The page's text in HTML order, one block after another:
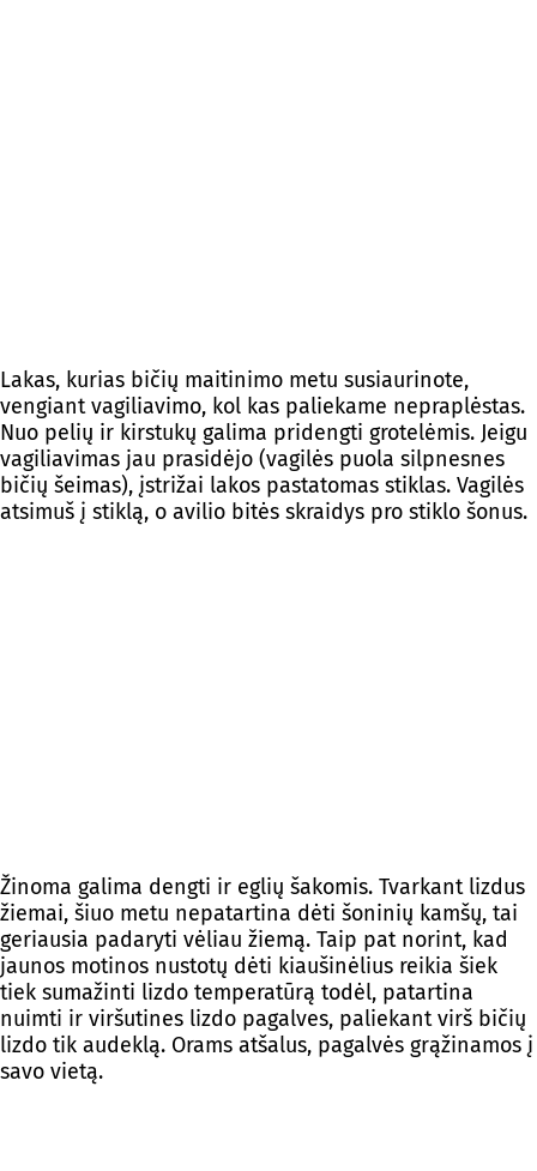
Lakas, kurias bičių maitinimo metu susiaurinote,
vengiant vagiliavimo, kol kas paliekame nepraplėstas.
Nuo pelių ir kirstukų galima pridengti grotelėmis. Jeigu
vagiliavimas jau prasidėjo (vagilės puola silpnesnes
bičių šeimas), įstrižai lakos pastatomas stiklas. Vagilės
atsimuš į stiklą, o avilio bitės skraidys pro stiklo šonus.
Žinoma galima dengti ir eglių šakomis. Tvarkant lizdus
žiemai, šiuo metu nepatartina dėti šoninių kamšų, tai
geriausia padaryti vėliau žiemą. Taip pat norint, kad
jaunos motinos nustotų dėti kiaušinėlius reikia šiek
tiek sumažinti lizdo temperatūrą todėl, patartina
nuimti ir viršutines lizdo pagalves, paliekant virš bičių
lizdo tik audeklą. Orams atšalus, pagalvės grąžinamos į
savo vietą.